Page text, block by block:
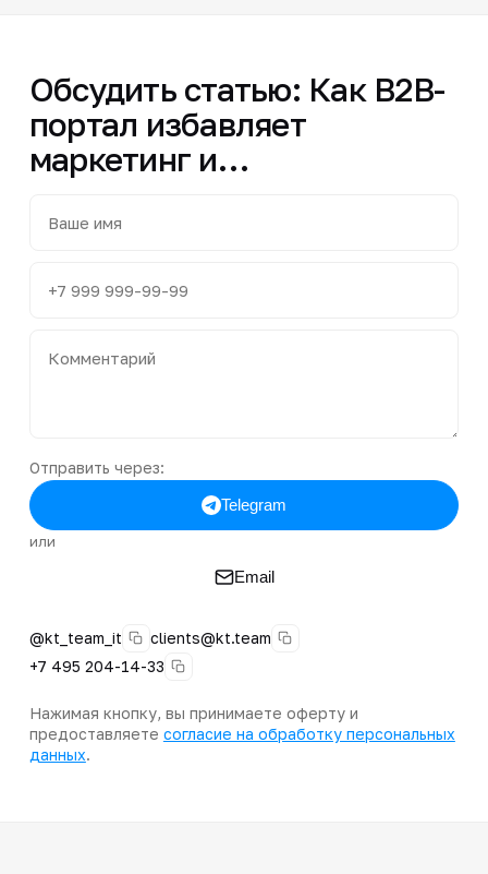
Обсудить статью: Как B2B-
портал избавляет
маркетинг и…
Отправить через:
Telegram
или
Email
@kt_team_it
clients@kt.team
+7 495 204-14-33
Нажимая кнопку, вы принимаете оферту и
предоставляете согласие на обработку персональных
данных.